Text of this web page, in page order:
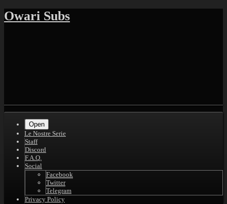
Skip
to
Owari Subs
Primary
Navigation
Open
Le Nostre Serie
Staff
Discord
F.A.Q.
Social
Facebook
Twitter
Telegram
Privacy Policy